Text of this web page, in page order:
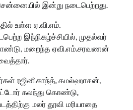
இன்று நடைபெற்றது.
உள்ள ஏ.வி.எம்.
இந்நிகழ்ச்சியில், முதல்வர்
மறைந்த ஏவி.எம்.சரவணன்
ரஜினிகாந்த், கமல்ஹாசன்,
கலந்து கொண்டு,
மலர் தூவி மரியாதை